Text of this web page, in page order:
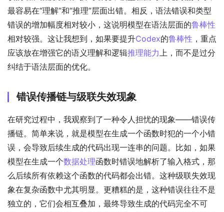
最容易在“理解”和“推理”层面出错。相反，语法错误和类型
错误的增加幅度相对较小，这说明模型在语法层面的鲁棒性
相对较强。这让我想到，如果要提升Codex的鲁棒性 ，重点
应该放在增强它的语义理解和逻辑推理能力上，而不是过分
纠结于语法层面的优化。
错误传播链与级联失效现象
在研究过程中，我观察到了一种令人担忧的现象——错误传
播链。简单来说，就是模型在生成一个函数时犯的一个小错
误，会导致后续生成的代码出现一连串的问题。比如，如果
模型在生成一个数据处理函数时错误地解析了输入格式，那
么后续所有依赖这个函数的代码都会出错。这种级联失效现
象在复杂函数中尤其明显。更糟糕的是，这种错误往往不是
独立的，它们会相互叠加，最终导致生成的代码完全不可